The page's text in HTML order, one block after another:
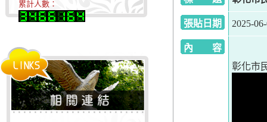
累計人數：
張貼日期 2025-
內 容
彰化市